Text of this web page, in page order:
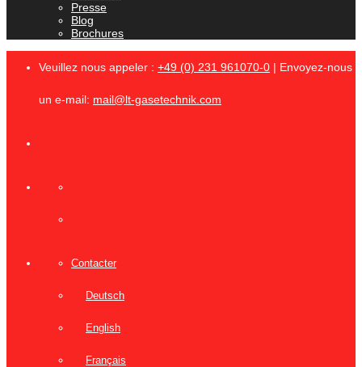
Presse
Blog
Brochures
Veuillez nous appeler : +49 (0) 231 961070-0 | Envoyez-nous
un e-mail: mail@lt-gasetechnik.com
Contacter
Deutsch
English
Français